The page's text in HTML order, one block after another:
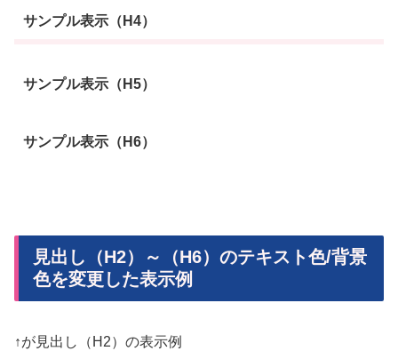
サンプル表示（H4）
サンプル表示（H5）
サンプル表示（H6）
見出し（H2）～（H6）のテキスト色/背景
色を変更した表示例
↑が見出し（H2）の表示例